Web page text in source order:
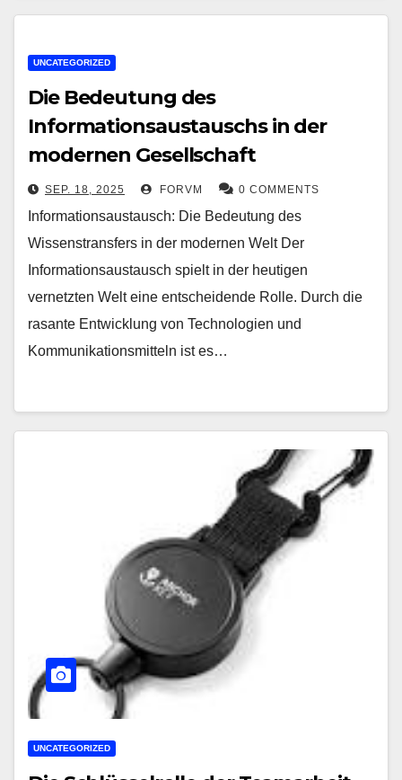
UNCATEGORIZED
Die Bedeutung des
Informationsaustauschs in der
modernen Gesellschaft
SEP. 18, 2025 FORVM 0 COMMENTS
Informationsaustausch: Die Bedeutung des
Wissenstransfers in der modernen Welt Der
Informationsaustausch spielt in der heutigen
vernetzten Welt eine entscheidende Rolle. Durch die
rasante Entwicklung von Technologien und
Kommunikationsmitteln ist es…
UNCATEGORIZED